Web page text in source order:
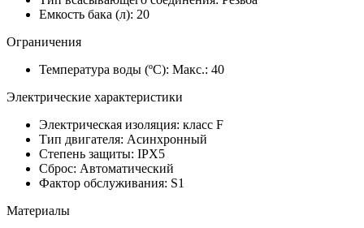
Емкость бака (л): 20
Ограничения
Температура воды (ºC): Макс.: 40
Электрические характеристики
Электрическая изоляция: класс F
Тип двигателя: Асинхронный
Степень защиты: IPX5
Сброс: Автоматический
Фактор обслуживания: S1
Материалы